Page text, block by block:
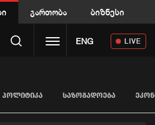
გართობა ბიზნესი
Toggle navigation
ENG LIVE
ᲞᲝᲚᲘᲢᲘᲙᲐ ᲡᲐᲖᲝᲒᲐᲓᲝᲔᲑᲐ